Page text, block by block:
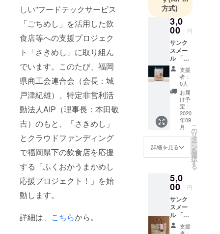
しい”フードテックサービス
「ごちめし」を活用した飲
食店等への支援プロジェク
ト「さきめし」に取り組ん
でいます。このたび、福岡
県商工会連合会（会長：城
戸津紀雄）、特定非営利活
動法人AIP（理事長：本田敬
吉）のもと、「さきめし」
とクラウドファンディング
で福岡県下の飲食店を応援
する「ふくおかうまかめし
応援プロジェクト！」を始
動します。
詳細は、 こちらから。
方式)
3,0
00 円
サンク
スメー
ル 「福
岡県商
工会連
合会よ
り、熱
い感謝
のお礼
メール
をお届
けしま
す」
「DOC
OREふ
くおか
ショッ
プ」か
らの
にゃん
こド
リップ
コー
ヒー
支援
者：
0人
お届
け予
定：
2020
年09
月
詳細を見る
こ
の
リ
タ
ー
ン
を
選
択
す
る
5,0
00 円
サンク
スメー
ル 「福
岡県商
工会連
支援